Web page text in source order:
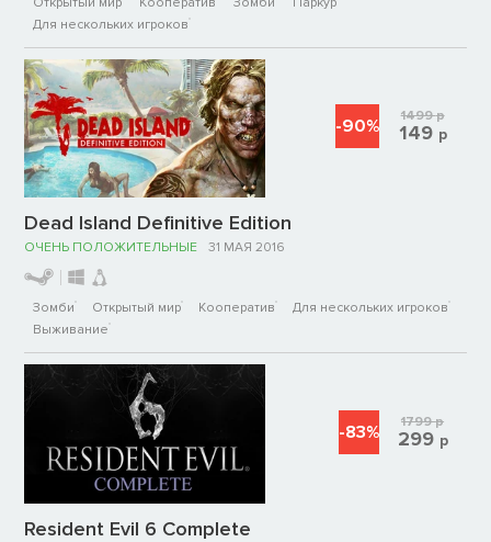
Для нескольких игроков
Dead Island Definitive Edition
ОЧЕНЬ ПОЛОЖИТЕЛЬНЫЕ 31 МАЯ 2016
Зомби Открытый мир Кооператив
Для нескольких игроков
Выживание
-90% 1499р
149 р
Resident Evil 6 Complete
-83% 1799р
299 р